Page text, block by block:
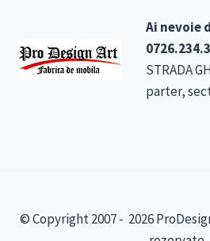
Ai nevoie
STRADA
parter,
© Copyright 2007 - 2026